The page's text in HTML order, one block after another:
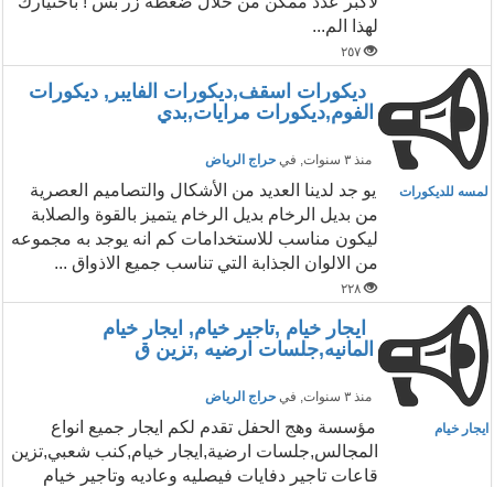
لهذا الم...
٢٥٧
ديكورات اسقف,ديكورات الفايبر, ديكورات
الفوم,ديكورات مرايات,بدي
منذ ٣ سنوات , في حراج الرياض
لمسه للديكورات
يو جد لدينا العديد من الأشكال والتصاميم العصرية
من بديل الرخام بديل الرخام يتميز بالقوة والصلابة
ليكون مناسب للاستخدامات كم انه يوجد به مجموعه
من الالوان الجذابة التي تناسب جميع الاذواق ...
٢٢٨
ايجار خيام ,تاجير خيام, ايجار خيام
المانيه,جلسات ارضيه ,تزين ق
منذ ٣ سنوات , في حراج الرياض
ايجار خيام
مؤسسة وهج الحفل تقدم لكم ايجار جميع انواع
المجالس,جلسات ارضية,ايجار خيام,كنب شعبي,تزين
قاعات تاجير دفايات فيصليه وعاديه وتاجير خيام